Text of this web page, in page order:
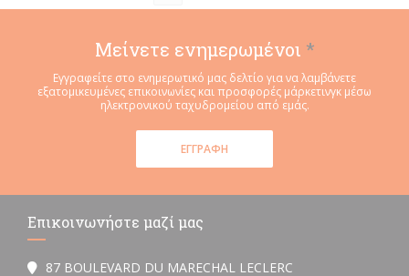
Μείνετε ενημερωμένοι *
Εγγραφείτε στο ενημερωτικό μας δελτίο για να λαμβάνετε
εξατομικευμένες επικοινωνίες και προσφορές μάρκετινγκ μέσω
ηλεκτρονικού ταχυδρομείου από εμάς.
ΕΓΓΡΑΦΉ
Επικοινωνήστε μαζί μας
87 BOULEVARD DU MARECHAL LECLERC